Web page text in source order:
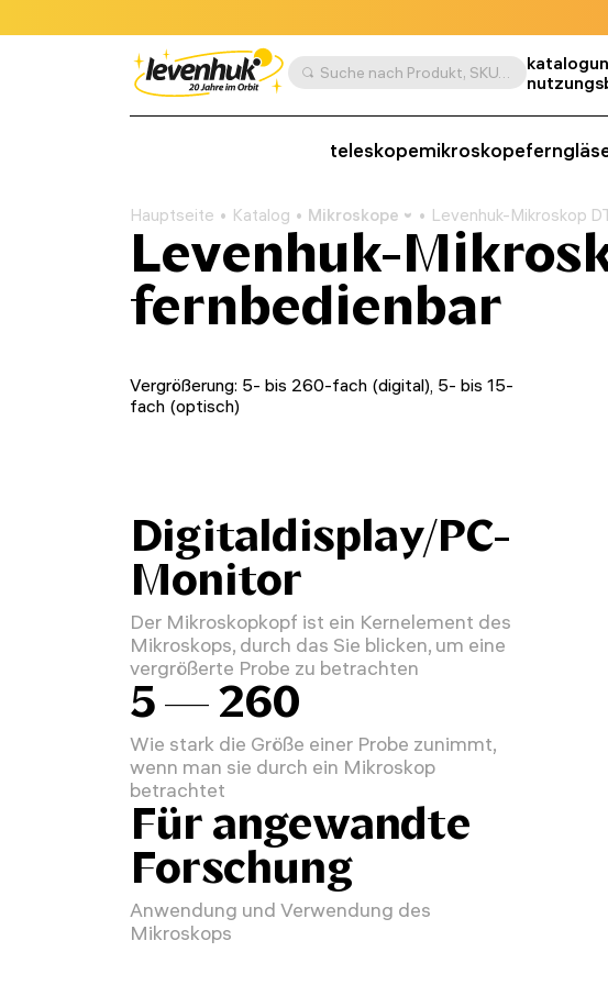
Suche nach Produkt, SKU, Kategorie, usw. katalog
teleskopemikroskope
Hauptseite Katalog Mikroskope Levenhuk-Mikroskop
Levenhuk-
fernbedienbar
Vergrößerung: 5- bis 260-fach (digital), 5- bis 15-
fach (optisch)
Digitaldisplay/PC-
Monitor
Der Mikroskopkopf ist ein Kernelement des
Mikroskops, durch das Sie blicken, um eine
vergrößerte Probe zu betrachten
5 — 260
Wie stark die Größe einer Probe zunimmt,
wenn man sie durch ein Mikroskop
betrachtet
Für angewandte
Forschung
Anwendung und Verwendung des
Mikroskops